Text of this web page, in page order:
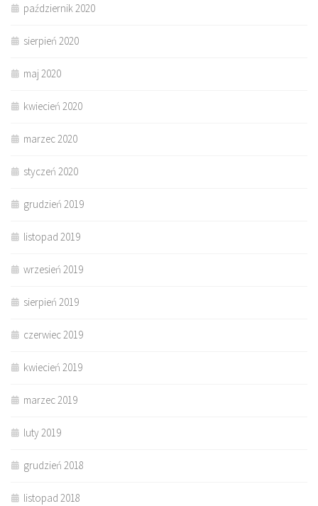
październik 2020
sierpień 2020
maj 2020
kwiecień 2020
marzec 2020
styczeń 2020
grudzień 2019
listopad 2019
wrzesień 2019
sierpień 2019
czerwiec 2019
kwiecień 2019
marzec 2019
luty 2019
grudzień 2018
listopad 2018